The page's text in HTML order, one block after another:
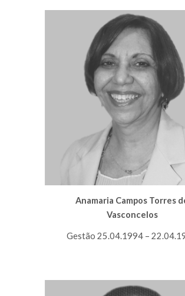
Anamaria Campos Torres
Vasconcelos
Gestão 25.04.1994 –